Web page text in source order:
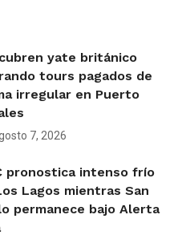
yate británico
tours pagados de
irregular en Puerto
7, 2026
pronostica intenso frío
Lagos mientras San
permanece bajo Alerta